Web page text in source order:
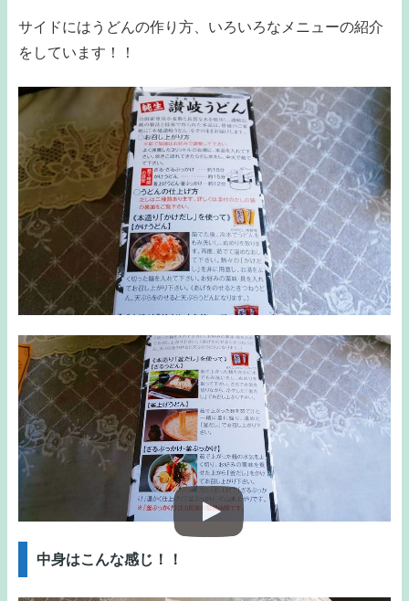
サイドにはうどんの作り方、いろいろなメニューの紹介
をしています！！
中身はこんな感じ！！